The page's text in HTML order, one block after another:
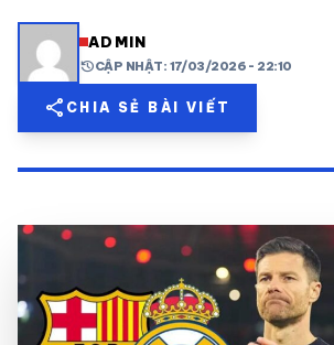
share mailADMIN
historyCẬP NHẬT: 17/03/2026 - 22:10
share CHIA SẺ BÀI VIẾT